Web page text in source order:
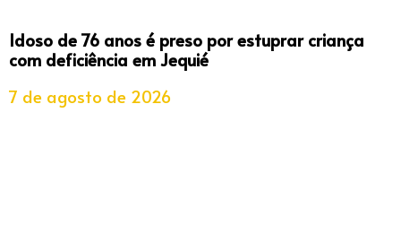
Idoso de 76 anos é preso por estuprar criança
com deficiência em Jequié
7 de agosto de 2026